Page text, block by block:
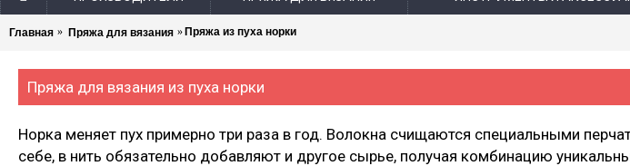
Главная Пряжа для вязания Пряжа из пуха норки
Пряжа для вязания из пуха норки
Норка меняет пух примерно три раза в год. Волокна счищаются специальными
себе, в нить обязательно добавляют и другое сырье, получая комбинацию